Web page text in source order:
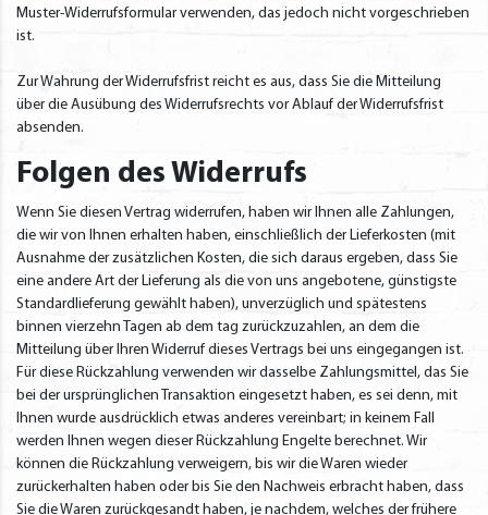
Muster-Widerrufsformular verwenden, das jedoch nicht vorgeschrieben
ist.
Zur Wahrung der Widerrufsfrist reicht es aus, dass Sie die Mitteilung
über die Ausübung des Widerrufsrechts vor Ablauf der Widerrufsfrist
absenden.
Folgen des Widerrufs
Wenn Sie diesen Vertrag widerrufen, haben wir Ihnen alle Zahlungen,
die wir von Ihnen erhalten haben, einschließlich der Lieferkosten (mit
Ausnahme der zusätzlichen Kosten, die sich daraus ergeben, dass Sie
eine andere Art der Lieferung als die von uns angebotene, günstigste
Standardlieferung gewählt haben), unverzüglich und spätestens
binnen vierzehn Tagen ab dem tag zurückzuzahlen, an dem die
Mitteilung über Ihren Widerruf dieses Vertrags bei uns eingegangen ist.
Für diese Rückzahlung verwenden wir dasselbe Zahlungsmittel, das Sie
bei der ursprünglichen Transaktion eingesetzt haben, es sei denn, mit
Ihnen wurde ausdrücklich etwas anderes vereinbart; in keinem Fall
werden Ihnen wegen dieser Rückzahlung Engelte berechnet. Wir
können die Rückzahlung verweigern, bis wir die Waren wieder
zurückerhalten haben oder bis Sie den Nachweis erbracht haben, dass
Sie die Waren zurückgesandt haben, je nachdem, welches der frühere